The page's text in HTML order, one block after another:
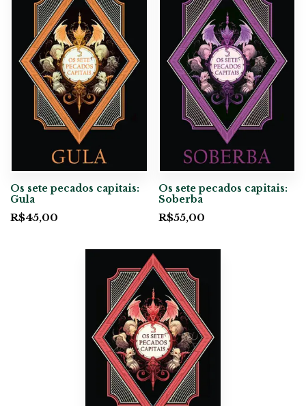
Os sete pecados capitais:
Gula
R$45,00
Os sete pecados capitais:
Soberba
R$55,00